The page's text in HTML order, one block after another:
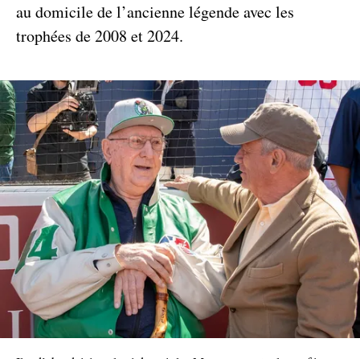
au domicile de l’ancienne légende avec les
trophées de 2008 et 2024.